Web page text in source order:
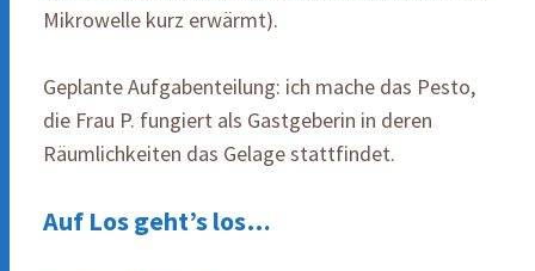
Mikrowelle kurz erwärmt).
Geplante Aufgabenteilung: ich mache das Pesto,
die Frau P. fungiert als Gastgeberin in deren
Räumlichkeiten das Gelage stattfindet.
Auf Los geht’s los…